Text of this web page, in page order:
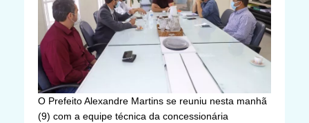
O Prefeito Alexandre Martins se reuniu nesta manhã
(9) com a equipe técnica da concessionária